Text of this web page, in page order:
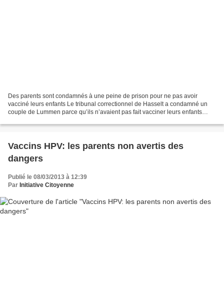
Des parents sont condamnés à une peine de prison pour ne pas avoir
vacciné leurs enfants Le tribunal correctionnel de Hasselt a condamné un
couple de Lummen parce qu’ils n’avaient pas fait vacciner leurs enfants
Vaccins HPV: les parents non avertis des
dangers
Publié le 08/03/2013 à 12:39
Par Initiative Citoyenne